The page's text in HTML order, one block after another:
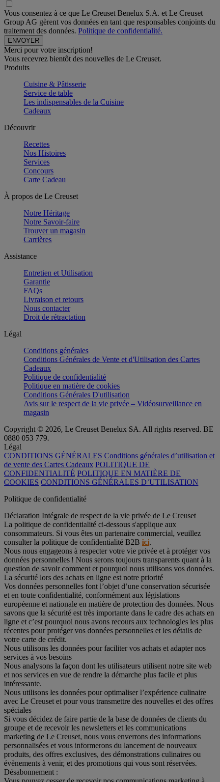
Vous consentez à ce que Le Creuset Benelux S.A. et Le Creuset
Group AG gèrent vos données en tant que responsables conjoints du
traitement des données. Politique de confidentialité.
Merci pour votre inscription!
Vous recevrez bientôt des nouvelles de Le Creuset.
Produits
Cuisine & Pâtisserie
Service de table
Les indispensables de la Cuisine
Cadeaux
Découvrir
Recettes
Nos Histoires
Services
Concours
Carte Cadeau
À propos de Le Creuset
Notre Héritage
Notre Savoir-faire
Trouver un magasin
Carrières
Assistance
Entretien et Utilisation
Garantie
FAQs
Livraison et retours
Nous contacter
Droit de rétractation
Légal
Conditions générales
Conditions Générales de Vente et d'Utilisation des Cartes
Cadeaux
Politique de confidentialité
Politique en matière de cookies
Conditions Générales D'utilisation
Avis sur le respect de la vie privée – Vidéosurveillance en
magasin
Copyright © 2026, Le Creuset Benelux SA. All rights reserved. BE
0880 053 779.
Légal
CONDITIONS GÉNÉRALES Conditions générales d’utilisation et
de vente des Cartes Cadeaux POLITIQUE DE
CONFIDENTIALITÉ POLITIQUE EN MATIÈRE DE
COOKIES CONDITIONS GÉNÉRALES D’UTILISATION
Politique de confidentialité
Déclaration Intégrale de respect de la vie privée de Le Creuset
La politique de confidentialité ci-dessous s'applique aux
consommateurs. Si vous êtes un partenaire commercial, veuillez
consulter la politique de confidentialité B2B ici.
Nous nous engageons à respecter votre vie privée et à protéger vos
données personnelles ! Nous serons toujours transparents quant à la
question de savoir comment et pourquoi nous utilisons vos données.
La sécurité lors des achats en ligne est notre priorité
Vos données personnelles font l’objet d’une conservation sécurisée
et en toute confidentialité, conformément aux législations
européenne et nationale en matière de protection des données. Nous
savons que la sécurité est très importante dans le cadre des achats en
ligne et c’est pourquoi nous avons recours aux technologies les plus
récentes pour protéger vos données personnelles et les détails de
votre carte de crédit.
Nous utilisons les données pour faciliter vos achats et adapter nos
services à vos besoins
Nous analysons la façon dont les utilisateurs utilisent notre site web
et nos services en vue de rendre la démarche plus facile et plus
intéressante.
Nous utilisons les données pour optimaliser l’expérience culinaire
avec Le Creuset et pour vous transmettre des nouvelles et des offres
spéciales
Si vous décidez de faire partie de la base de données de clients du
groupe et de recevoir les newsletters et les communications
marketing de Le Creuset, nous vous enverrons des informations
personnalisées et vous informerons du lancement de nouveaux
produits, des offres exclusives, des démonstrations culinaires ou
évènements à venir, et des promotions qui vous sont réservées.
Désabonnement :